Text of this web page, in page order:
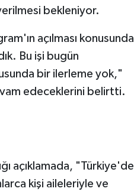
bekleniyor.
açılması konusunda
Bu işi bugün
bir ilerleme yok,"
edeceklerini belirtti.
açıklamada, "Türkiye'de
kişi aileleriyle ve